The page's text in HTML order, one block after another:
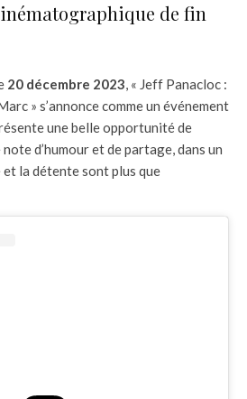
de fin
20 décembre 2023, « Jeff Panacloc :
» s’annonce comme un événement
une belle opportunité de
d’humour et de partage, dans un
la détente sont plus que